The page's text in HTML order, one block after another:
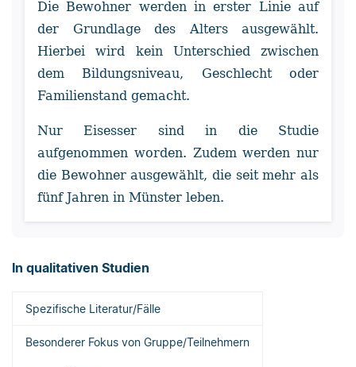
Die Bewohner werden in erster Linie auf
der Grundlage des Alters ausgewählt.
Hierbei wird kein Unterschied zwischen
dem Bildungsniveau, Geschlecht oder
Familienstand gemacht.
Nur Eisesser sind in die Studie
aufgenommen worden. Zudem werden nur
die Bewohner ausgewählt, die seit mehr als
fünf Jahren in Münster leben.
In qualitativen Studien
Spezifische Literatur/Fälle
Besonderer Fokus von Gruppe/Teilnehmern